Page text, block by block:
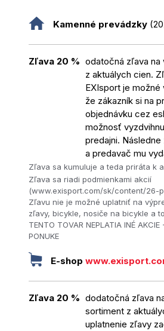
Kamenné prevádzky
Zľava 20 % odatočná zľava
z aktuálych cien.
EXIsport je
že zákazník si na
objednávku cez
možnosť
predajni.
a predavač mu
Zľava sa kumuluje a teda priráta k
Zľava sa riadi podmienkami akcií
(www.exisport.com/sk/content/26-
Zľavu nie je možné uplatniť na
zľavy, bicykle, nosiče na bicykle a
TENTO TOVAR NEPLATIA INÉ AKCIE
PONUKE
E-shop
Zľava 20 % dodatočná zľava
sortiment z
uplatnenie zľavy